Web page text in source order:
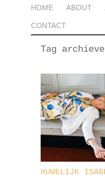
HOME ABOUT
CONTACT
Tag
HUWELIJK